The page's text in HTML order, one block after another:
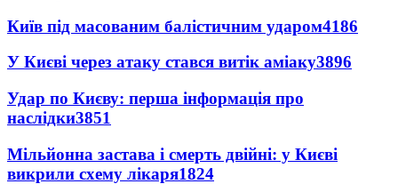
Київ під масованим балістичним ударом4186
У Києві через атаку стався витік аміаку3896
Удар по Києву: перша інформація про
наслідки3851
Мільйонна застава і смерть двійні: у Києві
викрили схему лікаря1824